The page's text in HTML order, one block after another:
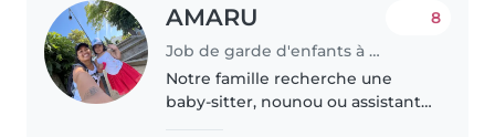
AMARU
Job de garde d'enfants à Saint-Pée-sur-Nivelle
8
Notre famille recherche une
baby-sitter, nounou ou assistante